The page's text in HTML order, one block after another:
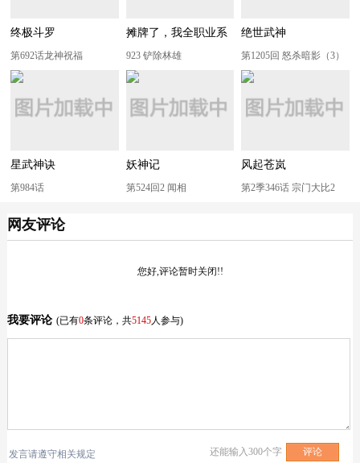
终极斗罗
第692话龙神祝福
摊牌了，我全职业系
统！
923 铲除林雄
绝世武神
第1205回 怒杀暗影（3）
星武神诀
第984话
妖神记
第524回2 闻相
风起苍岚
第2季346话 宗门大比2
网友评论
您好,评论暂时关闭!!
我要评论 (已有0条评论，共5145人参与)
发言请遵守相关规定 还能输入300个字